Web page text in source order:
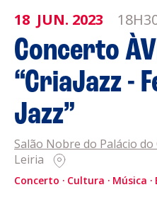
Sobre a
Promotores
Clubes
Contactos
Informações
18 JUN. 2023
Concerto
“CriaJazz -
Jazz”
Salão Nobre do Palácio
Leiria
Concerto Cultura Música
ROTEIROS EXISTENTES
CRIAR NOVO
Gravar